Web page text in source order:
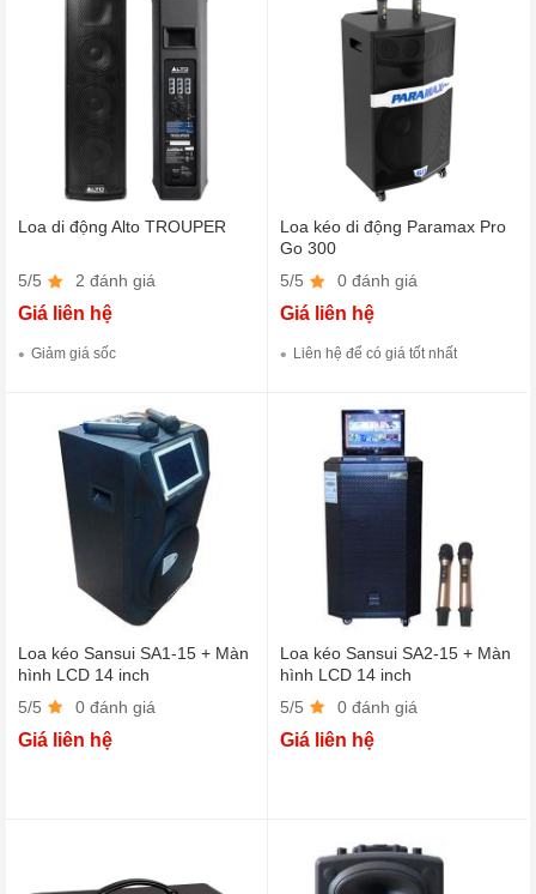
Loa di động Alto TROUPER
5/5 2 đánh giá
Giá liên hệ
Giảm giá sốc
Loa kéo di động Paramax Pro
Go 300
5/5
0 đánh giá
Giá liên hệ
Liên hệ để có giá tốt nhất
Loa kéo Sansui SA1-15 + Màn
hình LCD 14 inch
5/5
0 đánh giá
Giá liên hệ
Loa kéo Sansui SA2-15 + Màn
hình LCD 14 inch
5/5
0 đánh giá
Giá liên hệ